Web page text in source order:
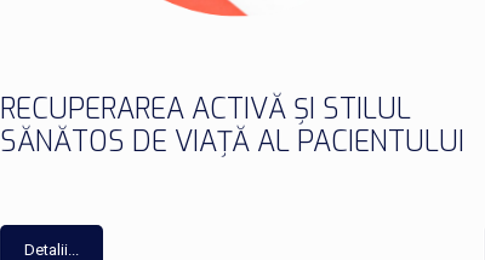
RECUPERAREA ACTIVĂ ȘI STILUL
SĂNĂTOS DE VIAȚĂ AL PACIENTULUI
Detalii...